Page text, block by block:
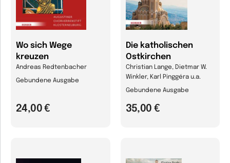
Wo sich Wege
kreuzen
Andreas Redtenbacher
Gebundene Ausgabe
24,00 €
Die katholischen
Ostkirchen
Christian Lange, Dietmar W.
Winkler, Karl Pinggéra u.a.
Gebundene Ausgabe
35,00 €